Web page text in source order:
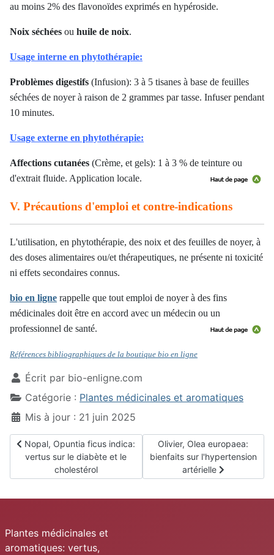
au moins 2% des flavonoïdes exprimés en hypéroside.
Noix séchées ou huile de noix.
Usage interne en phytothérapie:
Problèmes digestifs (Infusion): 3 à 5 tisanes à base de feuilles
séchées de noyer à raison de 2 grammes par tasse. Infuser pendant
10 minutes.
Usage externe en phytothérapie:
Affections cutanées (Crème, et gels): 1 à 3 % de teinture ou
d'extrait fluide. Application locale.
V. Précautions d'emploi et contre-indications
L'utilisation, en phytothérapie, des noix et des feuilles de noyer, à
des doses alimentaires ou/et thérapeutiques, ne présente ni toxicité
ni effets secondaires connus.
bio en ligne rappelle que tout emploi de noyer à des fins
médicinales doit être en accord avec un médecin ou un
professionnel de santé.
Références bibliographiques de la boutique bio en ligne
Écrit par bio-enligne.com
Catégorie : Plantes médicinales et aromatiques
Mis à jour : 21 juin 2025
Article précédent : Nopal, Opuntia ficus indica: vertus sur le
Nopal, Opuntia ficus indica:
vertus sur le diabète et le
cholestérol
Article suivant : Olivier,
Olivier, Olea europaea:
bienfaits sur l'hypertension
artérielle
Plantes médicinales et
aromatiques: vertus,